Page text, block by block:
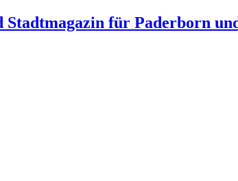
Stadtmagazin für Paderborn